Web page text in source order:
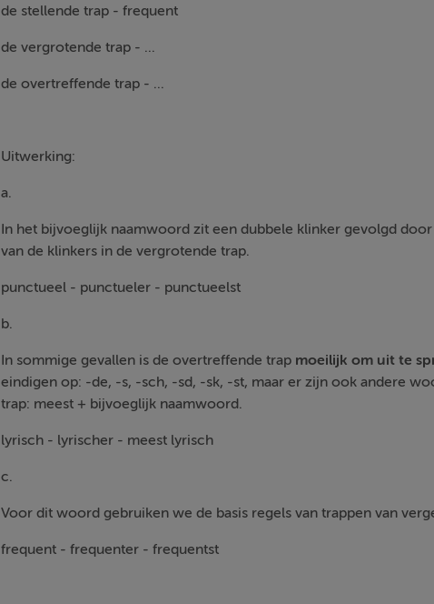
de stellende trap - frequent
de vergrotende trap - ...
de overtreffende trap - ...
Uitwerking:
a.
In het bijvoeglijk naamwoord zit een dubbele klinker gevolgd
van de klinkers in de vergrotende trap.
punctueel - punctueler - punctueelst
b.
In sommige gevallen is de overtreffende trap moeilijk om uit te
eindigen op: -de, -s, -sch, -sd, -sk, -st, maar er zijn ook andere
trap: meest + bijvoeglijk naamwoord.
lyrisch - lyrischer - meest lyrisch
c.
Voor dit woord gebruiken we de basis regels van trappen van
frequent - frequenter - frequentst